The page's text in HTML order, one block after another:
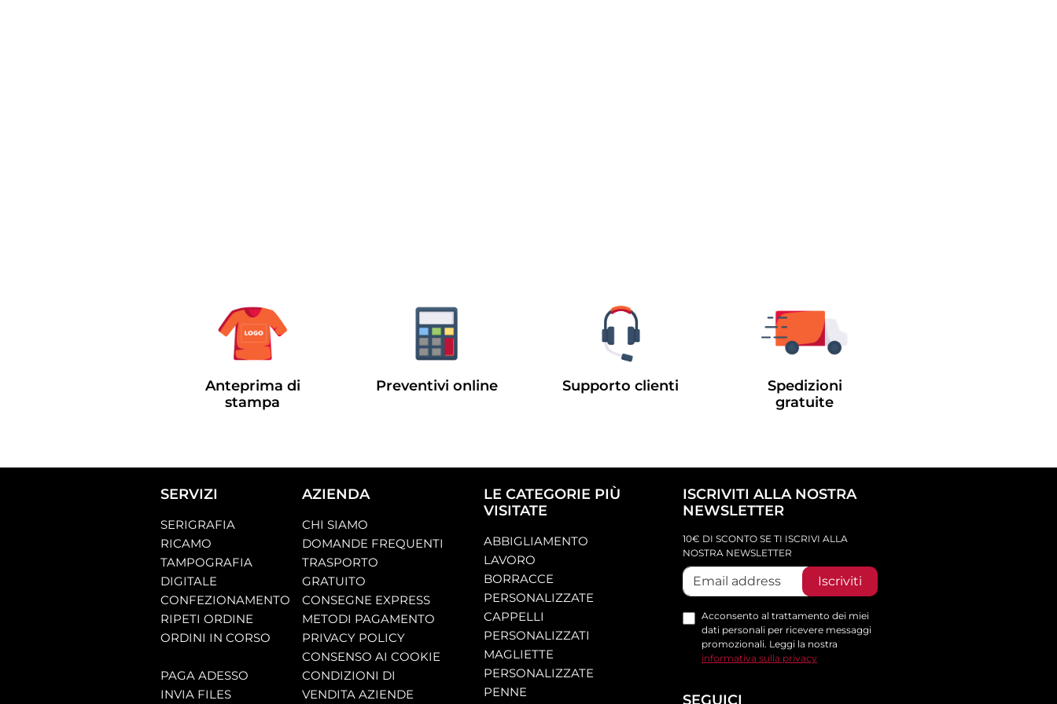
Anteprima di
stampa
Preventivi online Supporto clienti
Spedizioni
gratuite
SERVIZI
SERIGRAFIA
RICAMO
TAMPOGRAFIA
DIGITALE
CONFEZIONAMENTO
RIPETI ORDINE
ORDINI IN CORSO
PAGA ADESSO
INVIA FILES
AZIENDA
CHI SIAMO
DOMANDE FREQUENTI
TRASPORTO
GRATUITO
CONSEGNE EXPRESS
METODI PAGAMENTO
PRIVACY POLICY
CONSENSO AI COOKIE
CONDIZIONI DI
VENDITA AZIENDE
LE CATEGORIE PIÙ
VISITATE
ABBIGLIAMENTO
LAVORO
BORRACCE
PERSONALIZZATE
CAPPELLI
PERSONALIZZATI
MAGLIETTE
PERSONALIZZATE
PENNE
ISCRIVITI ALLA NOSTRA
NEWSLETTER
10€ DI SCONTO SE TI ISCRIVI ALLA
NOSTRA NEWSLETTER
Iscriviti
Acconsento al trattamento dei miei
dati personali per ricevere messaggi
promozionali. Leggi la nostra
informativa sulla privacy
SEGUICI